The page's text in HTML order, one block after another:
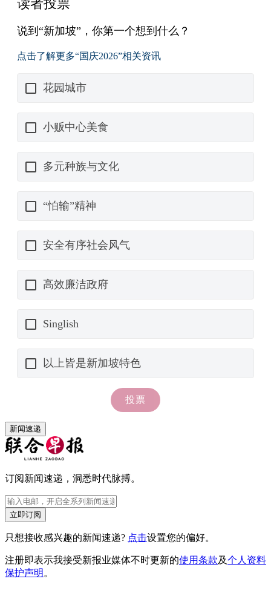
新闻速递
订阅新闻速递，洞悉时代脉搏。
立即订阅
只想接收感兴趣的新闻速递? 点击设置您的偏好。
注册即表示我接受新报业媒体不时更新的使用条款及个人资料
保护声明 。